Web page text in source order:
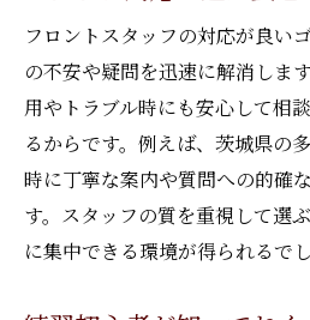
フロントスタッフの対応が良い
の不安や疑問を迅速に解消しま
用やトラブル時にも安心して相
るからです。例えば、茨城県の
時に丁寧な案内や質問への的確
す。スタッフの質を重視して選
に集中できる環境が得られるでし